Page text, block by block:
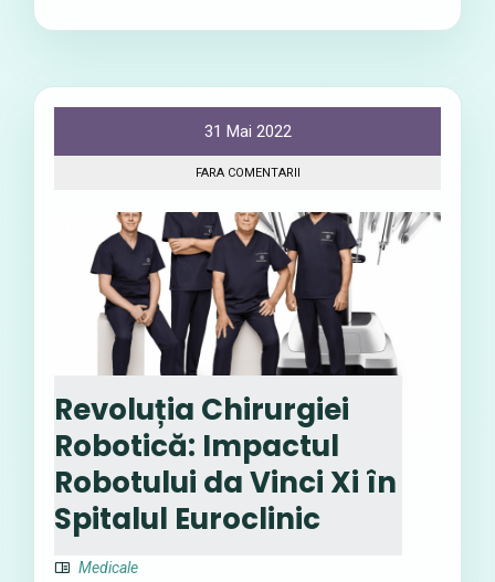
31 Mai 2022
FARA COMENTARII
Revoluția Chirurgiei
Robotică: Impactul
Robotului da Vinci Xi în
Spitalul Euroclinic
Medicale